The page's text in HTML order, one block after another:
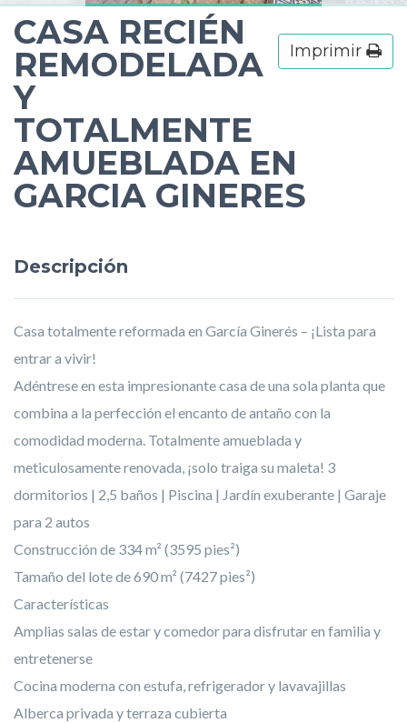
Imprimir
CASA RECIÉN
REMODELADA
Y
TOTALMENTE
AMUEBLADA EN
GARCIA GINERES
Descripción
Casa totalmente reformada en García Ginerés – ¡Lista para
entrar a vivir!
Adéntrese en esta impresionante casa de una sola planta que
combina a la perfección el encanto de antaño con la
comodidad moderna. Totalmente amueblada y
meticulosamente renovada, ¡solo traiga su maleta! 3
dormitorios | 2,5 baños | Piscina | Jardín exuberante | Garaje
para 2 autos
Construcción de 334 m² (3595 pies²)
Tamaño del lote de 690 m² (7427 pies²)
Características
Amplias salas de estar y comedor para disfrutar en familia y
entretenerse
Cocina moderna con estufa, refrigerador y lavavajillas
Alberca privada y terraza cubierta